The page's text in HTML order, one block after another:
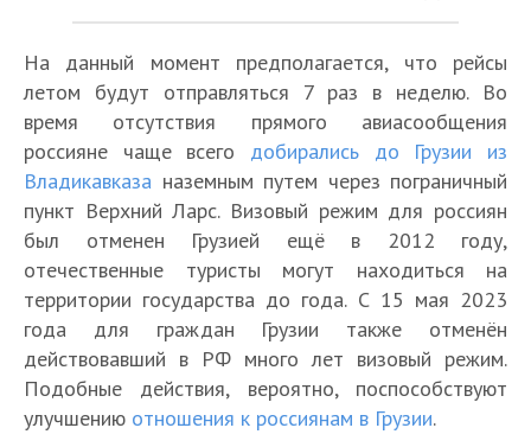
На данный момент предполагается, что рейсы
летом будут отправляться 7 раз в неделю. Во
время отсутствия прямого авиасообщения
россияне чаще всего добирались до Грузии из
Владикавказа наземным путем через пограничный
пункт Верхний Ларс. Визовый режим для россиян
был отменен Грузией ещё в 2012 году,
отечественные туристы могут находиться на
территории государства до года. С 15 мая 2023
года для граждан Грузии также отменён
действовавший в РФ много лет визовый режим.
Подобные действия, вероятно, поспособствуют
улучшению отношения к россиянам в Грузии.